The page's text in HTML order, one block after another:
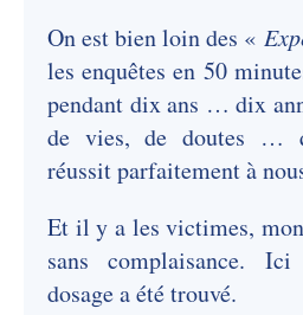
On est bien loin des «
les enquêtes en 50
pendant dix ans … dix
de vies, de doutes …
réussit parfaitement à
Et il y a les victimes,
sans complaisance.
dosage a été trouvé.